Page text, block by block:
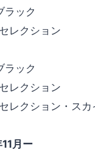
ラック
レクション
ラック
レクション
レクション・ス
月ー